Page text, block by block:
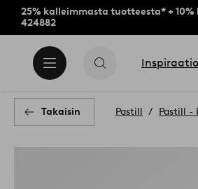
25% kalleimmasta tuotteesta* +
424882
Takaisin Pastill Pastill -